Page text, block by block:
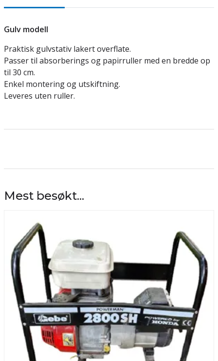
Gulv modell
Praktisk gulvstativ lakert overflate.
Passer til absorberings og papirruller med en bredde op
til 30 cm.
Enkel montering og utskiftning.
Leveres uten ruller.
Mest besøkt...